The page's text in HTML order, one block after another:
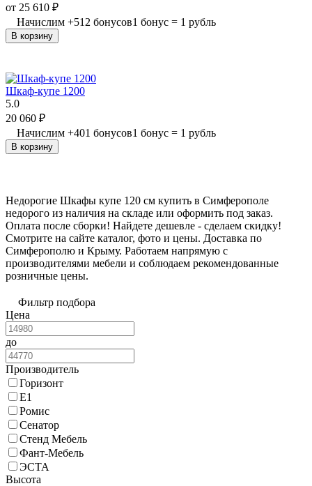
от 25 610 ₽
Начислим +512 бонусов1 бонус = 1 рубль
В корзину
Шкаф-купе 1200
5.0
20 060 ₽
Начислим +401 бонусов1 бонус = 1 рубль
В корзину
Недорогие Шкафы купе 120 см купить в Симферополе
недорого из наличия на складе или оформить под заказ.
Оплата после сборки! Найдете дешевле - сделаем скидку!
Смотрите на сайте каталог, фото и цены. Доставка по
Симферополю и Крыму. Работаем напрямую с
производителями мебели и соблюдаем рекомендованные
розничные цены.
Фильтр подбора
Цена
до
Производитель
Горизонт
Е1
Ромис
Сенатор
Стенд Мебель
Фант-Мебель
ЭСТА
Высота